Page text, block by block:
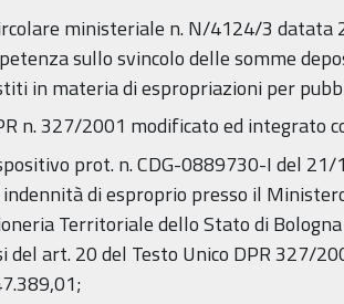
ministeriale n. N/4124/3
sullo svincolo delle somme
in materia di espropriazioni per
n. 327/2001 modificato ed integrato
prot. n. CDG-0889730-I del
indennità di esproprio presso il
Territoriale dello Stato di
del art. 20 del Testo Unico DPR 327/